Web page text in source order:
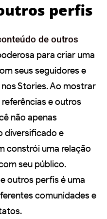
perfis
de outros
para criar uma
seus seguidores e
Stories. Ao mostrar
e outros
não apenas
diversificado e
constrói uma relação
seu público.
outros perfis é uma
comunidades e